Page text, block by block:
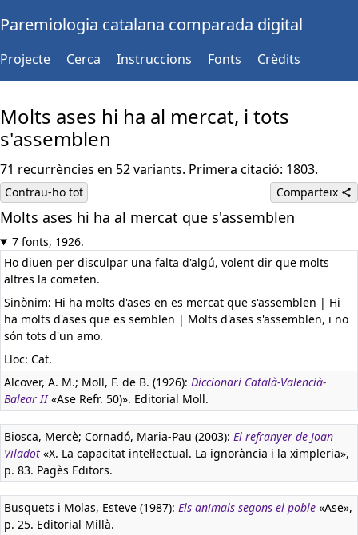
Paremiologia catalana comparada digital
Projecte Cerca Instruccions Fonts Crèdits
Molts ases hi ha al mercat, i tots
s'assemblen
71 recurrències en 52 variants. Primera citació: 1803.
Contrau-ho tot Comparteix
Molts ases hi ha al mercat que s'assemblen
7 fonts, 1926.
Ho diuen per disculpar una falta d'algú, volent dir que molts
altres la cometen.
Sinònim: Hi ha molts d'ases en es mercat que s'assemblen | Hi
ha molts d'ases que es semblen | Molts d'ases s'assemblen, i no
són tots d'un amo.
Lloc: Cat.
Alcover, A. M.; Moll, F. de B. (1926): Diccionari Català-Valencià-
Balear II«Ase Refr. 50)». Editorial Moll.
Biosca, Mercè; Cornadó, Maria-Pau (2003): El refranyer de Joan
Viladot «X. La capacitat intel·lectual. La ignorància i la ximpleria»,
p. 83. Pagès Editors.
Busquets i Molas, Esteve (1987): Els animals segons el poble «Ase»,
p. 25. Editorial Millà.